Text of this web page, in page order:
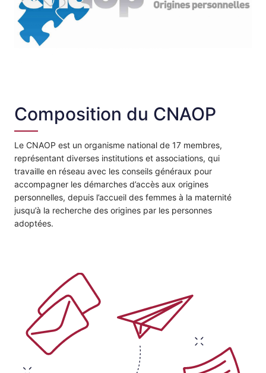
Composition du CNAOP
Le CNAOP est un organisme national de 17 membres,
représentant diverses institutions et associations, qui
travaille en réseau avec les conseils généraux pour
accompagner les démarches d’accès aux origines
personnelles, depuis l’accueil des femmes à la maternité
jusqu’à la recherche des origines par les personnes
adoptées.